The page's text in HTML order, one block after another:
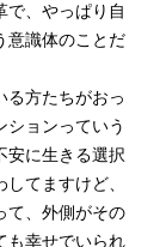
で、やっぱり自
意識体のことだ
る方たちがおっ
ションっていう
安に生きる選択
てますけど、
て、外側がその
も幸せでいられ